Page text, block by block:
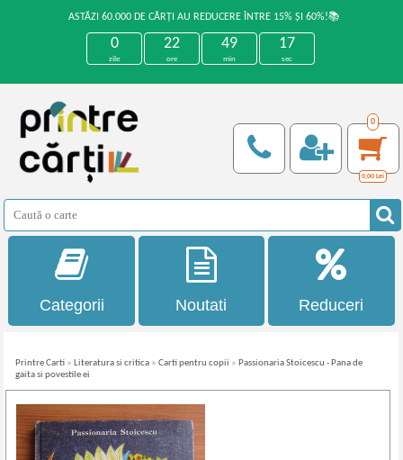
ASTĂZI 60.000 DE CĂRȚI AU REDUCERE ÎNTRE 15% ȘI 60%!📚
0
zile
22
ore
49
min
17
sec
0
0,00 Lei
Categorii Noutati Reduceri
Printre Carti » Literatura si critica »Carti pentru copii » Passionaria Stoicescu - Pana de
gaita si povestile ei